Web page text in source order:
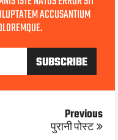
ACCUSANTIUM
Previous
पुरानी पोस्ट